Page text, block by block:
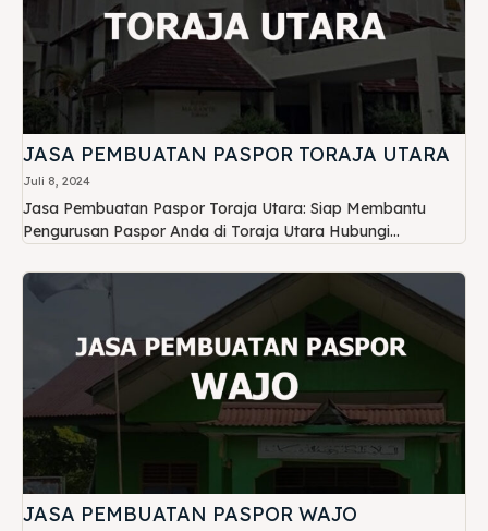
JASA PEMBUATAN PASPOR TORAJA UTARA
Juli 8, 2024
Jasa Pembuatan Paspor Toraja Utara: Siap Membantu
Pengurusan Paspor Anda di Toraja Utara Hubungi...
JASA PEMBUATAN PASPOR WAJO